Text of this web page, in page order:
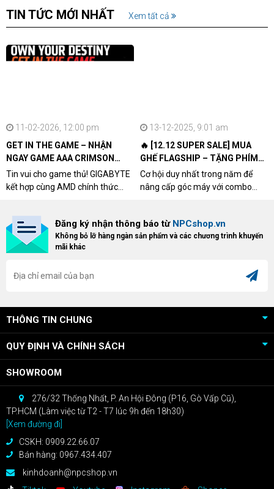
TIN TỨC MỚI NHẤT Xem tất cả
11-02-2026, 12:00 pm
GET IN THE GAME – NHẬN
NGAY GAME AAA CRIMSON
DESERT CÙNG GIGABYTE &
AMD
Tin vui cho game thủ! GIGABYTE
kết hợp cùng AMD chính thức
khách hàng sở hữu VGA Radeon
RX 9070 / RX 9070 XT.
13-12-2025, 9:01 am
🔥 [12.12 SUPER SALE] MUA
GHẾ FLAGSHIP – TẶNG PHÍM
CƠ XỊN
Cơ hội duy nhất trong năm để
nâng cấp góc máy với combo
dòng ghế Gaming cao cấp nhất,
bạn sẽ nhận ngay quà tặng trị giá
Đăng ký nhận thông báo từ NPCshop.vn
Không bỏ lỡ hàng ngàn sản phẩm và các chương trình khuyến
mãi khác
THÔNG TIN CHUNG
QUY ĐỊNH VÀ CHÍNH SÁCH
SHOWROOM
276/32 Thống Nhất, P. An Hội Đông (P16, Gò Vấp Cũ),
TP.HCM (Làm việc từ T2 - T7 lúc 9h đến 18h30)
[Xem đường đi]
CSKH: 0909.22.66.07
Bán hàng: 0967.434.407
kinhdoanh@npcshop.vn